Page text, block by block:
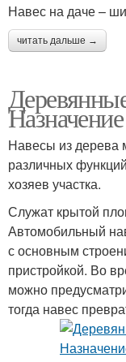
Навес на даче –
читать дальше →
Навесы из дерева
различных
хозяев участка.
Служат крытой
Автомобильный
с основным
пристройкой. Во
можно
тогда навес